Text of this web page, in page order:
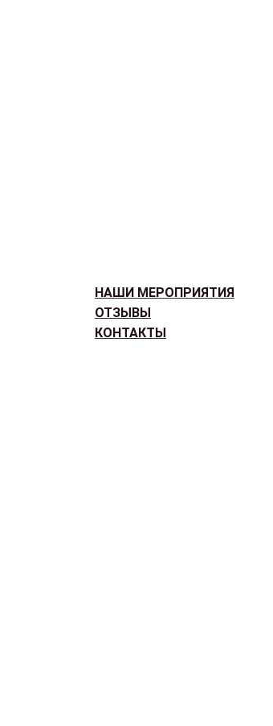
НАШИ МЕРОПРИЯТИЯ
ОТЗЫВЫ
КОНТАКТЫ